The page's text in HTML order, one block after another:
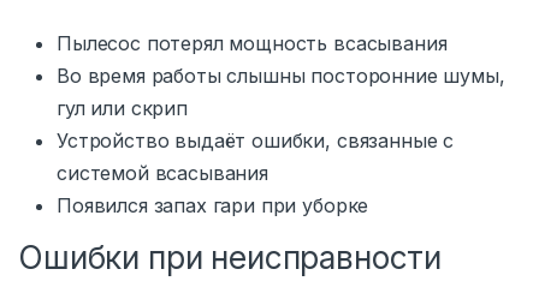
Пылесос потерял мощность всасывания
Во время работы слышны посторонние шумы,
гул или скрип
Устройство выдаёт ошибки, связанные с
системой всасывания
Появился запах гари при уборке
Ошибки при неисправности